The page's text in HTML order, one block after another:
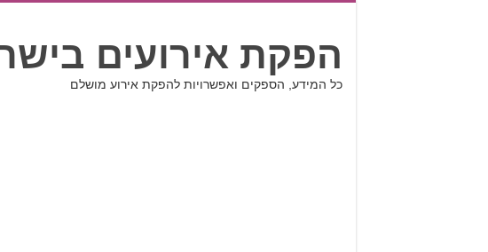
הפקת אירועים
כל המידע, הספקים ואפשרויות להפקת אירוע מושלם